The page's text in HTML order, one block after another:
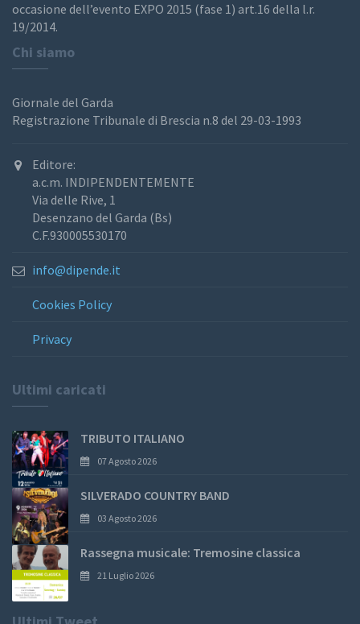
occasione dell’evento EXPO 2015 (fase 1) art.16 della l.r.
19/2014.
Chi siamo
Giornale del Garda
Registrazione Tribunale di Brescia n.8 del 29-03-1993
Editore:
a.c.m. INDIPENDENTEMENTE
Via delle Rive, 1
Desenzano del Garda (Bs)
C.F.930005530170
info@dipende.it
Cookies Policy
Privacy
Ultimi caricati
TRIBUTO ITALIANO
07 Agosto 2026
SILVERADO COUNTRY BAND
03 Agosto 2026
Rassegna musicale: Tremosine classica
21 Luglio 2026